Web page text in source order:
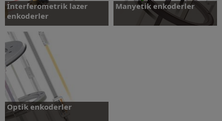
İnterferometrik lazer
enkoderler
Daha fazlasını öğrenin
Manyetik enkoderler
Optik enkoderler